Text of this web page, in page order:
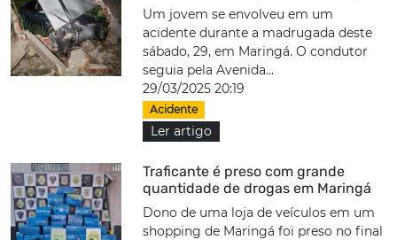
Um jovem se envolveu em um
acidente durante a madrugada deste
sábado, 29, em Maringá. O condutor
seguia pela Avenida...
29/03/2025 20:19
Acidente
Ler artigo
Traficante é preso com grande
quantidade de drogas em Maringá
Dono de uma loja de veículos em um
shopping de Maringá foi preso no final